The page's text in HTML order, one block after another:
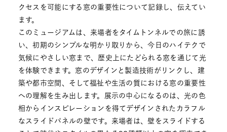
クセスを可能にする窓の重要性について記録し、伝えてい
ます。
このミュージアムは、来場者をタイムトンネルでの旅に誘
い、初期のシンプルな明かり取りから、今日のハイテクで
気候にやさしい窓まで、歴史上にたどられる窓を通じて光
を体験できます。窓のデザインと製造技術がリンクし、建
築や都市空間、そして福祉や生活の質における窓の重要性
への理解を生み出します。展示の中心になるのは、光の色
相からインスピレーションを得てデザインされたカラフル
なスライドパネルの壁です。来場者は、壁をスライドする